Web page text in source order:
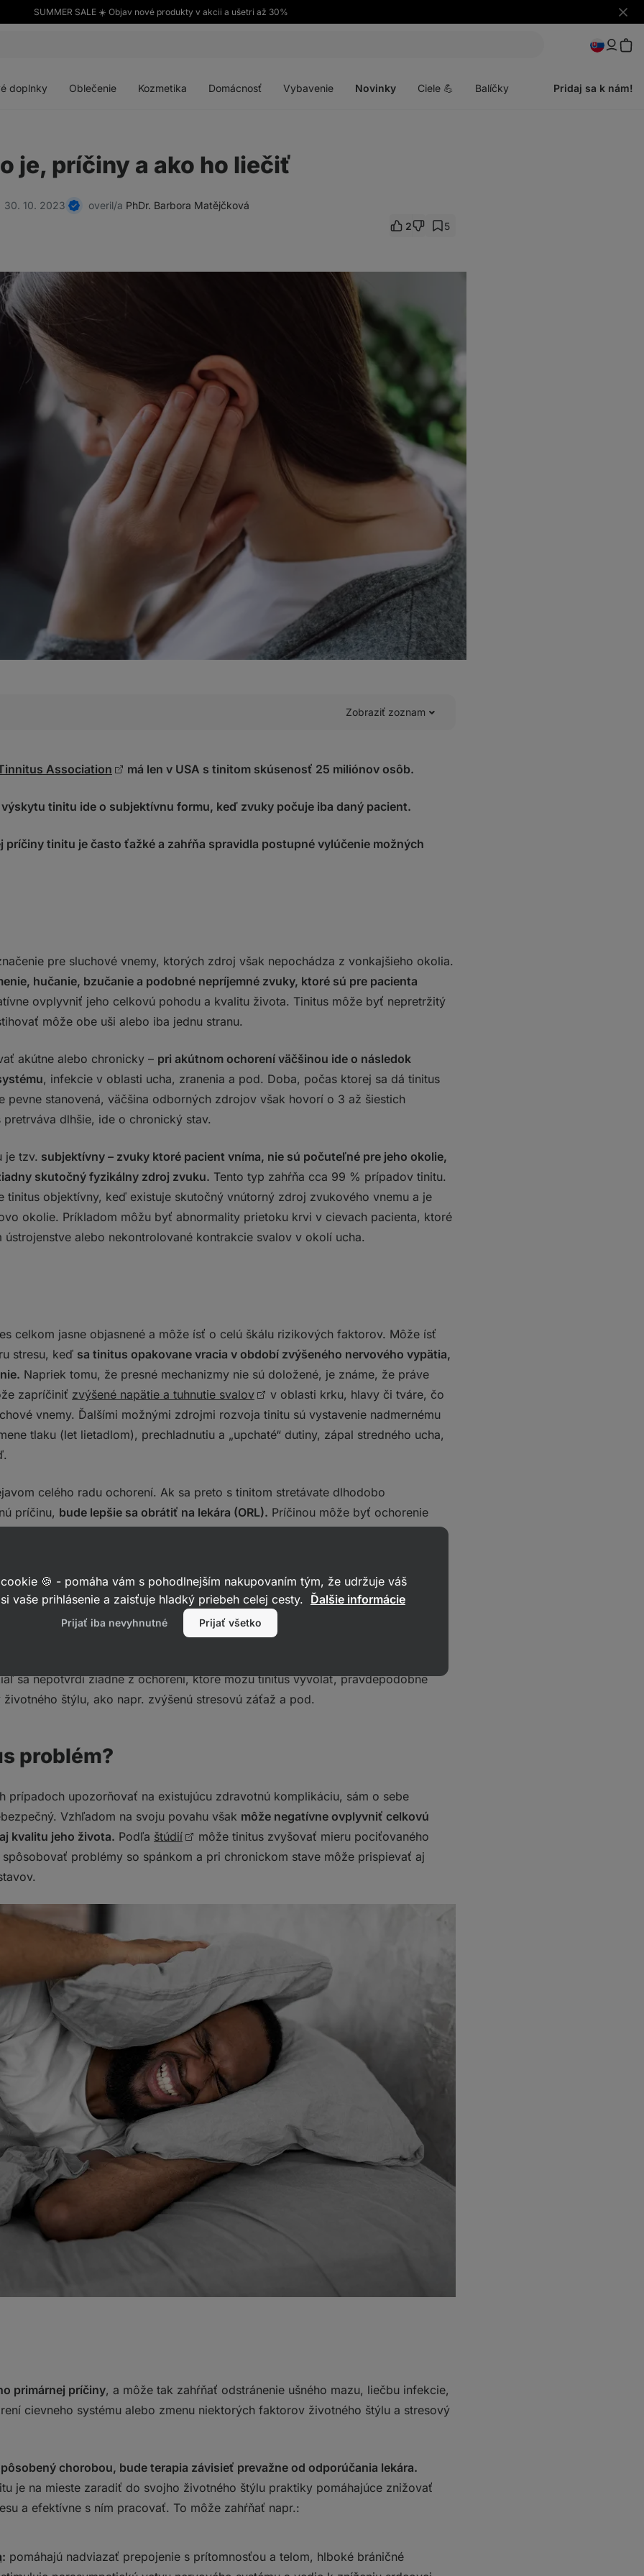
SUMMER SALE ☀️ Objav nové produkty v akcii a ušetri až 30%
Skryť
doplnky Oblečenie Kozmetika Domácnosť Vybavenie Novinky Ciele 💪 Balíčky Pridaj sa k nám!
je, príčiny a ako ho liečiť
30. 10. 2023 overil/a PhDr. Barbora Matějčková
2 5
Zobraziť zoznam
a cvičenia
Association má len v USA s tinitom skúsenosť 25 miliónov osôb.
tinitu ide o subjektívnu formu, keď zvuky počuje iba daný pacient.
príčiny tinitu je často ťažké a zahŕňa spravidla postupné vylúčenie možných
pre sluchové vnemy, ktorých zdroj však nepochádza z vonkajšieho okolia.
hučanie, bzučanie a podobné nepríjemné zvuky, ktoré sú pre pacienta
ovplyvniť jeho celkovú pohodu a kvalitu života. Tinitus môže byť nepretržitý
môže obe uši alebo iba jednu stranu.
akútne alebo chronicky – pri akútnom ochorení väčšinou ide o následok
, infekcie v oblasti ucha, zranenia a pod. Doba, počas ktorej sa dá tinitus
pevne stanovená, väčšina odborných zdrojov však hovorí o 3 až šiestich
dlhšie, ide o chronický stav.
je tzv. subjektívny – zvuky ktoré pacient vníma, nie sú počuteľné pre jeho okolie,
skutočný fyzikálny zdroj zvuku. Tento typ zahŕňa cca 99 % prípadov tinitu.
tinitus objektívny, keď existuje skutočný vnútorný zdroj zvukového vnemu a je
okolie. Príkladom môžu byť abnormality prietoku krvi v cievach pacienta, ktoré
ústrojenstve alebo nekontrolované kontrakcie svalov v okolí ucha.
celkom jasne objasnené a môže ísť o celú škálu rizikových faktorov. Môže ísť
stresu, keď sa tinitus opakovane vracia v období zvýšeného nervového vypätia,
Napriek tomu, že presné mechanizmy nie sú doložené, je známe, že práve
zapríčiniť zvýšené napätie a tuhnutie svalov
v oblasti krku, hlavy či tváre, čo
vnemy. Ďalšími možnými zdrojmi rozvoja tinitu sú vystavenie nadmernému
tlaku (let lietadlom), prechladnutiu a „upchaté“ dutiny, zápal stredného ucha,
celého radu ochorení. Ak sa preto s tinitom stretávate dlhodobo
príčinu, bude lepšie sa obrátiť na lekára (ORL). Príčinou môže byť ochorenie
krvný tlak, roztrúsená skleróza, nádorové ochorenie v oblasti hlavy alebo tzv.
postihuje vnútorné ucho.
tinitu je spravidla obtiažna. Lekár spravidla určí, či ide o objektívny alebo
vykoná sluchový test a ďalšie
sa nepotvrdí žiadne z ochorení, ktoré môžu tinitus vyvolať, pravdepodobne
štýlu, ako napr. zvýšenú stresovú záťaž a pod.
problém?
prípadoch upozorňovať na existujúcu zdravotnú komplikáciu, sám o sebe
Vzhľadom na svoju povahu však môže negatívne ovplyvniť celkovú
kvalitu jeho života. Podľa štúdií
môže tinitus zvyšovať mieru pociťovaného
problémy so spánkom a pri chronickom stave môže prispievať aj
primárnej príčiny, a môže tak zahŕňať odstránenie ušného mazu, liečbu infekcie,
cievneho systému alebo zmenu niektorých faktorov životného štýlu a stresový
chorobou, bude terapia závisieť prevažne od odporúčania lekára.
je na mieste zaradiť do svojho životného štýlu praktiky pomáhajúce znižovať
a efektívne s ním pracovať. To môže zahŕňať napr.:
: pomáhajú nadviazať prepojenie s prítomnosťou a telom, hlboké bráničné
🍪 - pomáha vám s pohodlnejším nakupovaním tým, že udržuje váš
vaše prihlásenie a zaisťuje hladký priebeh celej cesty. Ďalšie informácie
Prijať iba nevyhnutné Prijať všetko